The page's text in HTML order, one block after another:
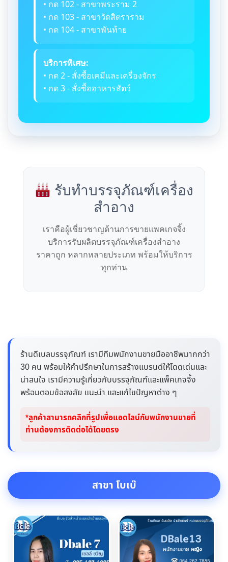
• กด 102 - สาขาพระราม 2
• กด 103 - สาขาวัดสิตราราม
• กด 104 - สาขาพันท้าย
บริการพิเศษ:
• กด 2 - สั่งซื้อเคมีและเครื่องจักร
• กด 3 - สั่งซื้ออาหารสัตว์
รับทำบรรจุภัณฑ์เครื่อง
สำอาง
เราคือผู้เชี่ยวชาญด้านการขายแพคเกจจิ้ง
บริการรับผลิตบรรจุภัณฑ์เครื่องสำอาง
ราคาถูก หลากหลายประเภท พร้อมให้บริการ
ทุกท่าน
ร้านดีเบลบรรจุภัณฑ์ เรามีทีมพนักงานขายมืออาชีพมากกว่า
30 คน พร้อมให้คำปรึกษาในการสร้างแบรนด์ให้โดดเด่นและ
น่าสนใจ เรามีความรู้เกี่ยวกับบรรจุภัณฑ์และแพ็คเกจจิ้ง
พร้อมตอบข้อสงสัย แนะนำ และแก้ไขปัญหาต่าง ๆ
*ลูกค้าสามารถคลิกที่รูปเพื่อแอดไลน์กับพนักงานขายที่
ท่านต้องการติดต่อได้โดยตรง
สาขา โบเบ๊